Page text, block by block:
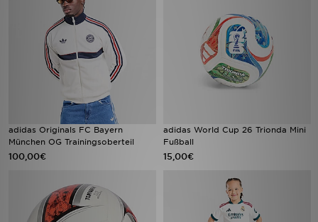
adidas Originals FC Bayern
München OG Trainingsoberteil
100,00€
adidas World Cup 26 Trionda Mini
Fußball
15,00€